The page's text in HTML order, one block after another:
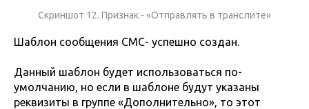
Скриншот 12. Признак - «Отправлять в транслите»
Шаблон сообщения СМС- успешно создан.
Данный шаблон будет использоваться по-
умолчанию, но если в шаблоне будут указаны
реквизиты в группе «Дополнительно», то этот